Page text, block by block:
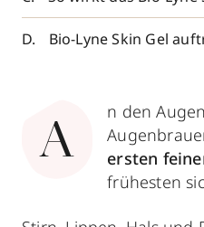
Bio-Lyne Skin Gel
A
n den
ersten
frühesten